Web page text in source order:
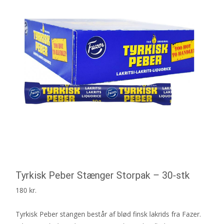
Tyrkisk Peber Stænger Storpak – 30-stk
180 kr.
Tyrkisk Peber stangen består af blød finsk lakrids fra Fazer.